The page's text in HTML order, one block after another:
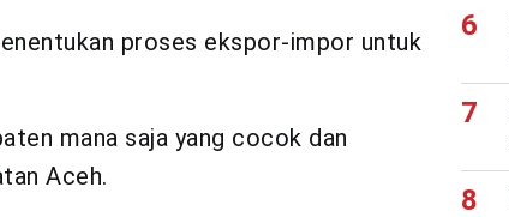
proses ekspor-impor untuk
mana saja yang cocok dan
Aceh.